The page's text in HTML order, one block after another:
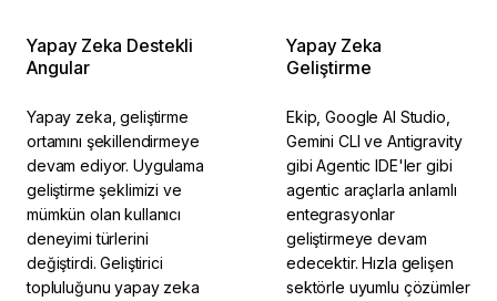
Yapay Zeka Destekli
Angular
Yapay zeka, geliştirme
ortamını şekillendirmeye
devam ediyor. Uygulama
geliştirme şeklimizi ve
mümkün olan kullanıcı
deneyimi türlerini
değiştirdi. Geliştirici
topluluğunu yapay zeka
Yapay Zeka
Geliştirme
Ekip, Google AI Studio,
Gemini CLI ve Antigravity
gibi Agentic IDE'ler gibi
agentic araçlarla anlamlı
entegrasyonlar
geliştirmeye devam
edecektir. Hızla gelişen
sektörle uyumlu çözümler